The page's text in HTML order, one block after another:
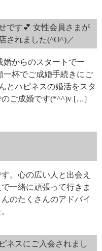
です💕 女性会員さまが
されました(^O^)／
婚からのスタートでー
一杯でご成婚手続きにご
とハピネスの婚活をスタ
のご成婚です(*^^)v […]
。心の広い人と出会え
一緒に頑張って行きま
のたくさんのアドバイ
ネスにご入会されまし